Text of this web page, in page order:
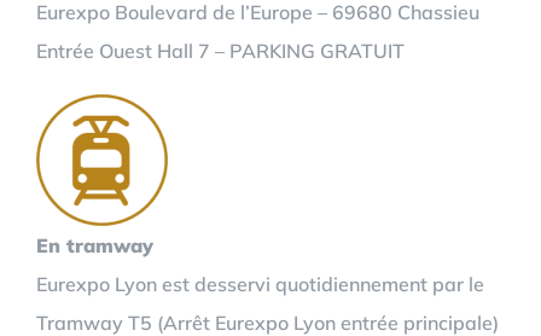
Eurexpo Boulevard de l’Europe – 69680 Chassieu
Entrée Ouest Hall 7 – PARKING GRATUIT
En tramway
Eurexpo Lyon est desservi quotidiennement par le
Tramway T5 (Arrêt Eurexpo Lyon entrée principale)